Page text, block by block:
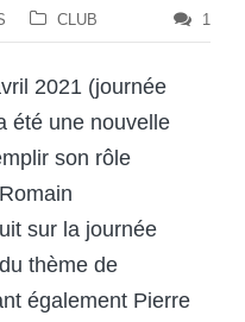
CLUB 1
2021 (journée
été une nouvelle
son rôle
sur la journée
thème de
également Pierre